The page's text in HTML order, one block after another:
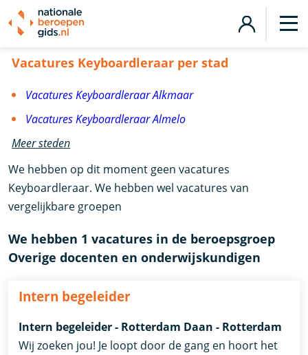
Vacatures Keyboardleraar
Vacatures Keyboardleraar per stad
Vacatures Keyboardleraar Alkmaar
Vacatures Keyboardleraar Almelo
Meer steden
We hebben op dit moment geen vacatures
Keyboardleraar. We hebben wel vacatures van
vergelijkbare groepen
We hebben 1 vacatures in de beroepsgroep
Overige docenten en onderwijskundigen
Intern begeleider
Intern begeleider - Rotterdam Daan - Rotterdam
Wij zoeken jou! Je loopt door de gang en hoort het